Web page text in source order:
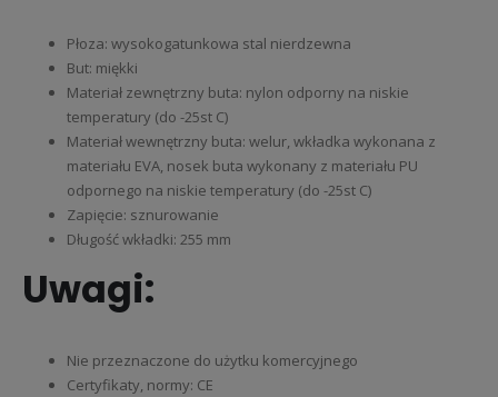
Płoza: wysokogatunkowa stal nierdzewna
But: miękki
Materiał zewnętrzny buta: nylon odporny na niskie
temperatury (do -25st C)
Materiał wewnętrzny buta: welur, wkładka wykonana z
materiału EVA, nosek buta wykonany z materiału PU
odpornego na niskie temperatury (do -25st C)
Zapięcie: sznurowanie
Długość wkładki: 255 mm
Uwagi:
Nie przeznaczone do użytku komercyjnego
Certyfikaty, normy: CE